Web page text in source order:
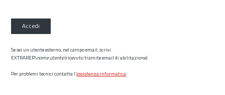
Accedi
Se sei un utente esterno, nel campo email, scrivi
EXTRARER\nome utente(ricevuto tramite email di abilitazione)
Per problemi tecnici contatta l’assistenza informatica.